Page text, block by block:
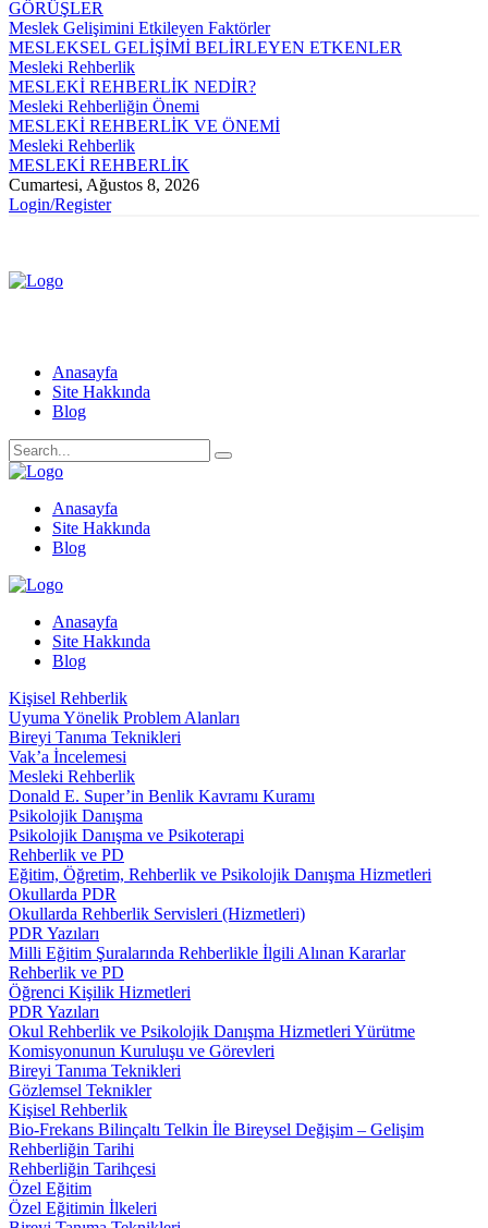
GÖRÜŞLER
Meslek Gelişimini Etkileyen Faktörler
MESLEKSEL GELİŞİMİ BELİRLEYEN ETKENLER
Mesleki Rehberlik
MESLEKİ REHBERLİK NEDİR?
Mesleki Rehberliğin Önemi
MESLEKİ REHBERLİK VE ÖNEMİ
Mesleki Rehberlik
MESLEKİ REHBERLİK
Cumartesi, Ağustos 8, 2026
Login/Register
Anasayfa
Site Hakkında
Blog
Anasayfa
Site Hakkında
Blog
Anasayfa
Site Hakkında
Blog
Kişisel Rehberlik
Uyuma Yönelik Problem Alanları
Bireyi Tanıma Teknikleri
Vak’a İncelemesi
Mesleki Rehberlik
Donald E. Super’in Benlik Kavramı Kuramı
Psikolojik Danışma
Psikolojik Danışma ve Psikoterapi
Rehberlik ve PD
Eğitim, Öğretim, Rehberlik ve Psikolojik Danışma Hizmetleri
Okullarda PDR
Okullarda Rehberlik Servisleri (Hizmetleri)
PDR Yazıları
Milli Eğitim Şuralarında Rehberlikle İlgili Alınan Kararlar
Rehberlik ve PD
Öğrenci Kişilik Hizmetleri
PDR Yazıları
Okul Rehberlik ve Psikolojik Danışma Hizmetleri Yürütme
Komisyonunun Kuruluşu ve Görevleri
Bireyi Tanıma Teknikleri
Gözlemsel Teknikler
Kişisel Rehberlik
Bio-Frekans Bilinçaltı Telkin İle Bireysel Değişim – Gelişim
Rehberliğin Tarihi
Rehberliğin Tarihçesi
Özel Eğitim
Özel Eğitimin İlkeleri